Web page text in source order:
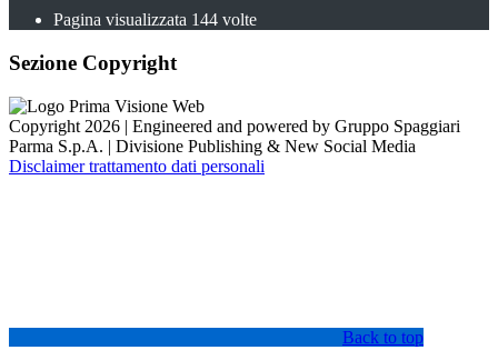
Pagina visualizzata 144 volte
Sezione Copyright
Copyright 2026 | Engineered and powered by Gruppo Spaggiari
Parma S.p.A. | Divisione Publishing & New Social Media
Disclaimer trattamento dati personali
Back to top